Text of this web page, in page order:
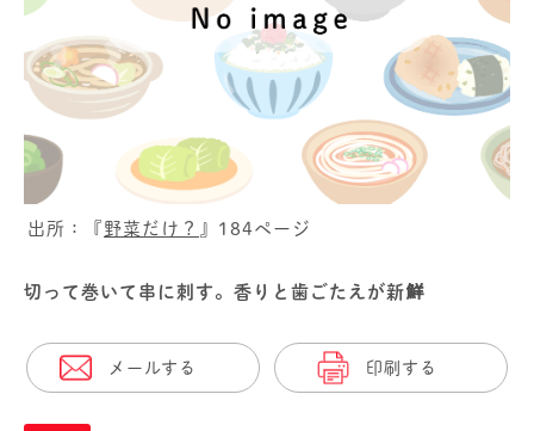
出所：『 野菜だけ？ 』184ページ
切って巻いて串に刺す。香りと歯ごたえが新鮮
メールする 印刷する